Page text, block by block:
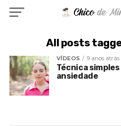
All posts
VÍDEOS 9 anos atrás
Técnica
ansiedade